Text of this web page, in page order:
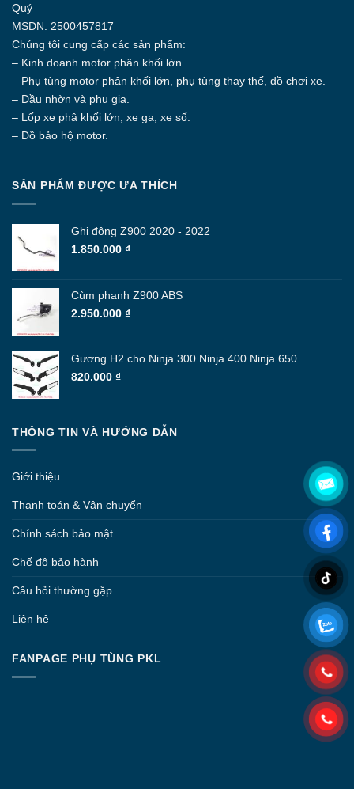
Quý
MSDN: 2500457817
Chúng tôi cung cấp các sản phẩm:
– Kinh doanh motor phân khối lớn.
– Phụ tùng motor phân khối lớn, phụ tùng thay thế, đồ chơi xe.
– Dầu nhờn và phụ gia.
– Lốp xe phâ khối lớn, xe ga, xe số.
– Đồ bảo hộ motor.
SẢN PHẨM ĐƯỢC ƯA THÍCH
Ghi đông Z900 2020 - 2022
1.850.000 ₫
Cùm phanh Z900 ABS
2.950.000 ₫
Gương H2 cho Ninja 300 Ninja 400 Ninja 650
820.000 ₫
THÔNG TIN VÀ HƯỚNG DẪN
Giới thiệu
Thanh toán & Vận chuyển
Chính sách bảo mật
Chế độ bảo hành
Câu hỏi thường gặp
Liên hệ
FANPAGE PHỤ TÙNG PKL